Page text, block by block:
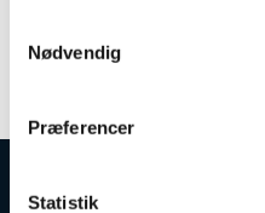
y
Nødvendig
Præferencer
Statistik
Om Horizon Europe